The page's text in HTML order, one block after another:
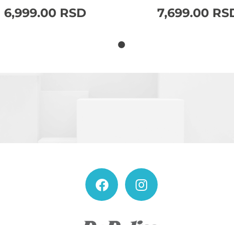
6,999.00 RSD 7,699.00